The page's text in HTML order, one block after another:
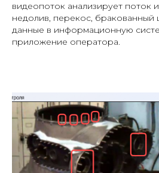
видеопоток анализирует поток
недолив, перекос, бракованный
данные в информационную
приложение оператора.